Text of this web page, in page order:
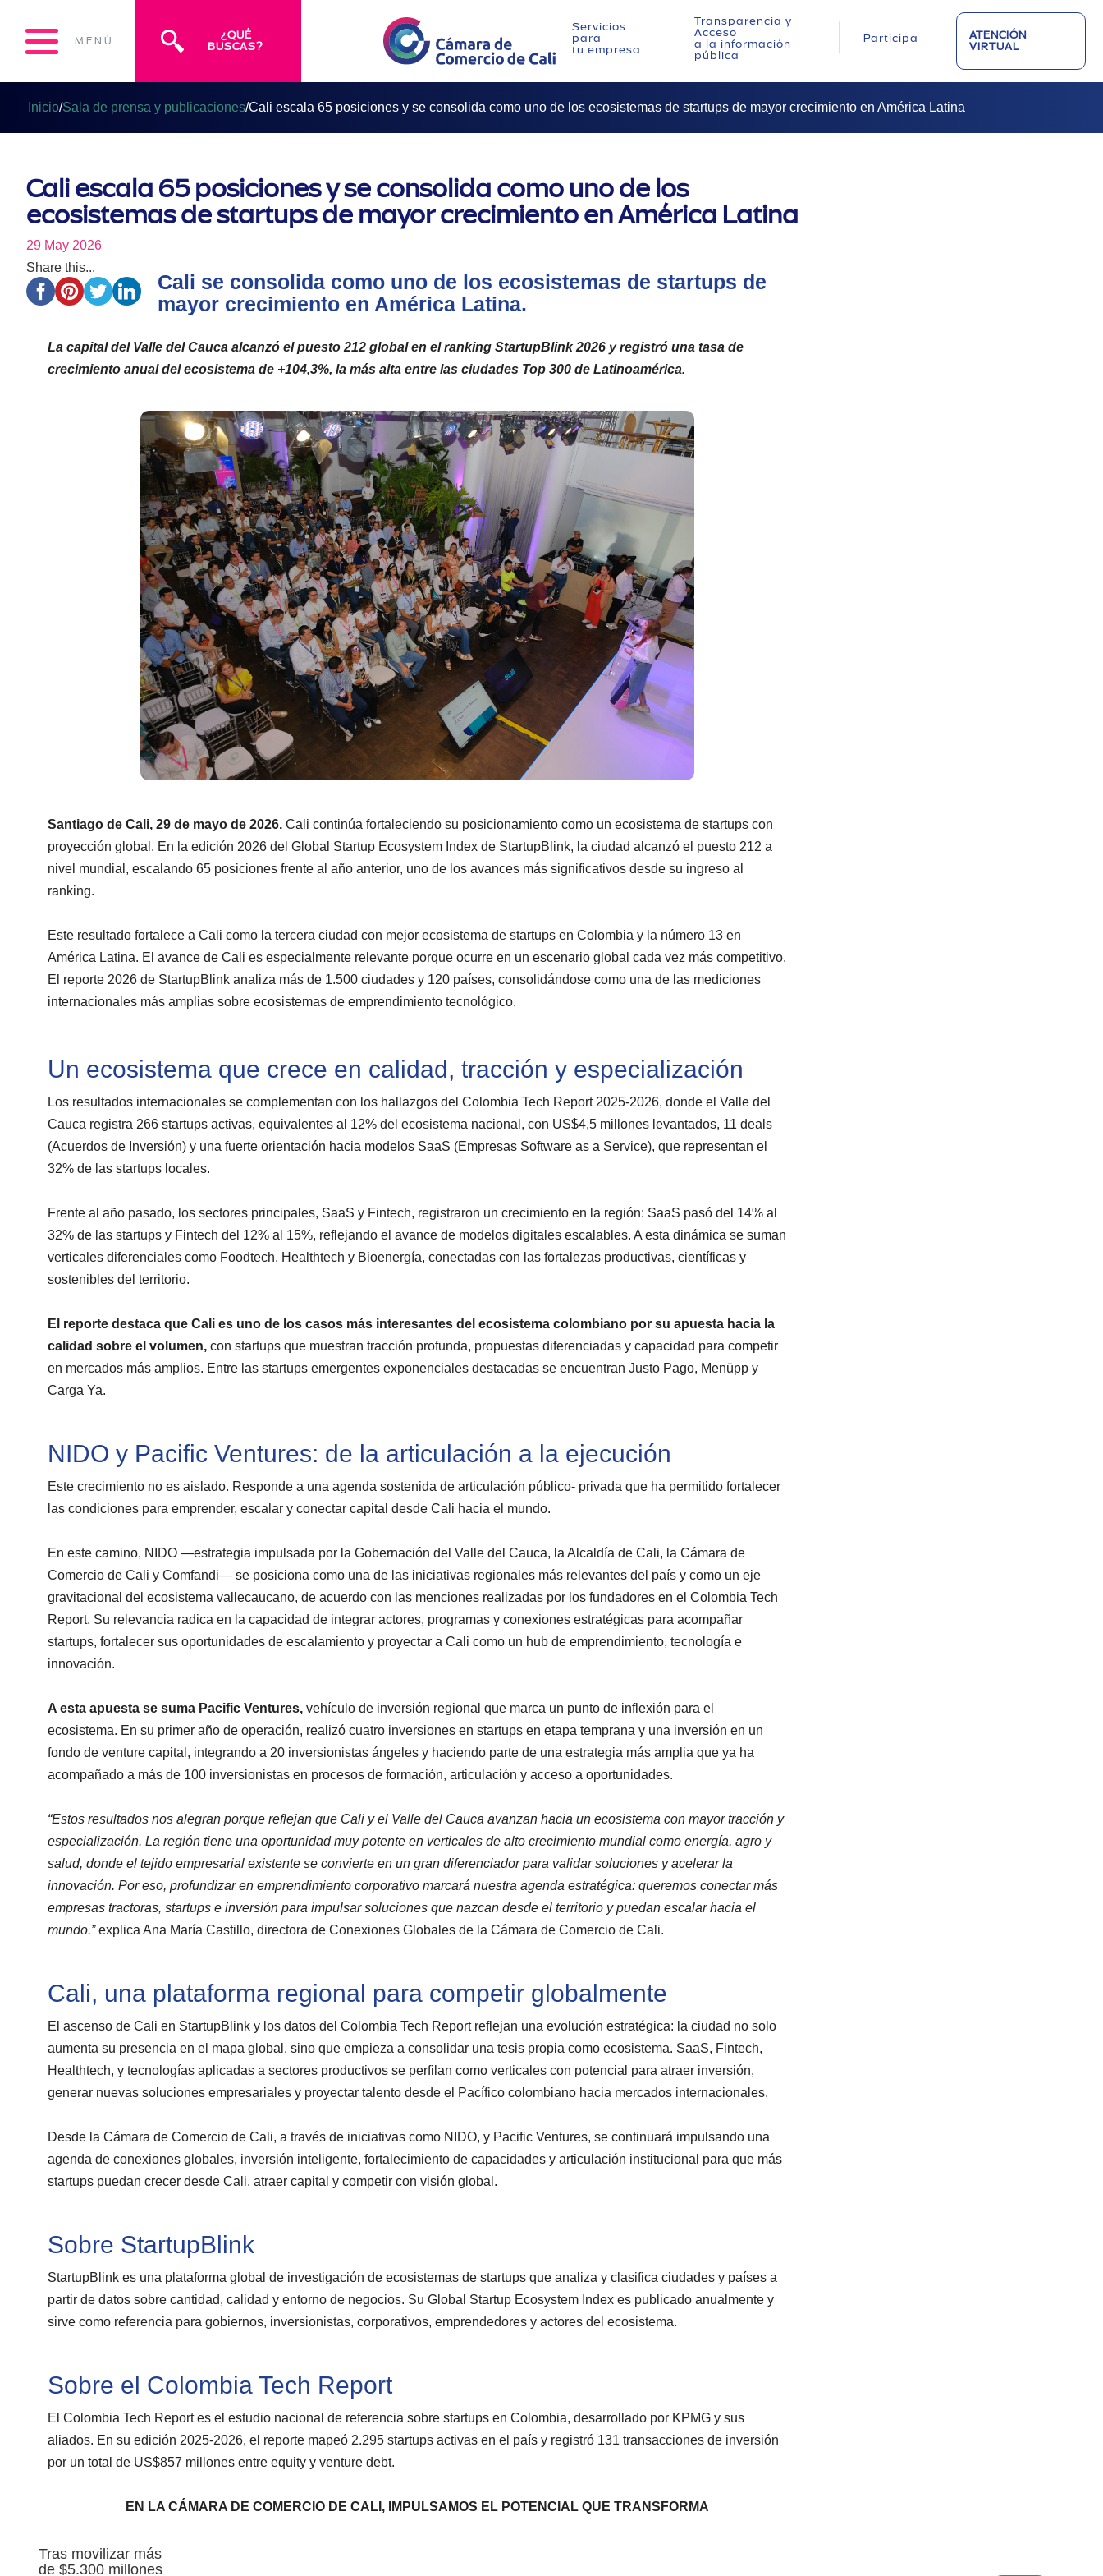
MENÚ
¿QUÉ
BUSCAS?
Servicios
para
tu empresa
Transparencia y
Acceso
a la información
pública
Participa
ATENCIÓN
VIRTUAL
Inicio/Sala de prensa y publicaciones/Cali escala 65 posiciones y se consolida como uno de los ecosistemas de startups de mayor crecimiento en América Latina
Cali escala 65 posiciones y se consolida como uno de los
ecosistemas de startups de mayor crecimiento en América Latina
29 May 2026
Share this...
Cali se consolida como uno de los ecosistemas de startups de
mayor crecimiento en América Latina.
La capital del Valle del Cauca alcanzó el puesto 212 global en el ranking StartupBlink 2026 y registró una tasa de
crecimiento anual del ecosistema de +104,3%, la más alta entre las ciudades Top 300 de Latinoamérica.
Santiago de Cali, 29 de mayo de 2026. Cali continúa fortaleciendo su posicionamiento como un ecosistema de startups con
proyección global. En la edición 2026 del Global Startup Ecosystem Index de StartupBlink, la ciudad alcanzó el puesto 212 a
nivel mundial, escalando 65 posiciones frente al año anterior, uno de los avances más significativos desde su ingreso al
ranking.
Este resultado fortalece a Cali como la tercera ciudad con mejor ecosistema de startups en Colombia y la número 13 en
América Latina. El avance de Cali es especialmente relevante porque ocurre en un escenario global cada vez más competitivo.
El reporte 2026 de StartupBlink analiza más de 1.500 ciudades y 120 países, consolidándose como una de las mediciones
internacionales más amplias sobre ecosistemas de emprendimiento tecnológico.
Un ecosistema que crece en calidad, tracción y especialización
Los resultados internacionales se complementan con los hallazgos del Colombia Tech Report 2025-2026, donde el Valle del
Cauca registra 266 startups activas, equivalentes al 12% del ecosistema nacional, con US$4,5 millones levantados, 11 deals
(Acuerdos de Inversión) y una fuerte orientación hacia modelos SaaS (Empresas Software as a Service), que representan el
32% de las startups locales.
Frente al año pasado, los sectores principales, SaaS y Fintech, registraron un crecimiento en la región: SaaS pasó del 14% al
32% de las startups y Fintech del 12% al 15%, reflejando el avance de modelos digitales escalables. A esta dinámica se suman
verticales diferenciales como Foodtech, Healthtech y Bioenergía, conectadas con las fortalezas productivas, científicas y
sostenibles del territorio.
El reporte destaca que Cali es uno de los casos más interesantes del ecosistema colombiano por su apuesta hacia la
calidad sobre el volumen, con startups que muestran tracción profunda, propuestas diferenciadas y capacidad para competir
en mercados más amplios. Entre las startups emergentes exponenciales destacadas se encuentran Justo Pago, Menüpp y
Carga Ya.
NIDO y Pacific Ventures: de la articulación a la ejecución
Este crecimiento no es aislado. Responde a una agenda sostenida de articulación público- privada que ha permitido fortalecer
las condiciones para emprender, escalar y conectar capital desde Cali hacia el mundo.
En este camino, NIDO —estrategia impulsada por la Gobernación del Valle del Cauca, la Alcaldía de Cali, la Cámara de
Comercio de Cali y Comfandi— se posiciona como una de las iniciativas regionales más relevantes del país y como un eje
gravitacional del ecosistema vallecaucano, de acuerdo con las menciones realizadas por los fundadores en el Colombia Tech
Report. Su relevancia radica en la capacidad de integrar actores, programas y conexiones estratégicas para acompañar
startups, fortalecer sus oportunidades de escalamiento y proyectar a Cali como un hub de emprendimiento, tecnología e
innovación.
A esta apuesta se suma Pacific Ventures, vehículo de inversión regional que marca un punto de inflexión para el
ecosistema. En su primer año de operación, realizó cuatro inversiones en startups en etapa temprana y una inversión en un
fondo de venture capital, integrando a 20 inversionistas ángeles y haciendo parte de una estrategia más amplia que ya ha
acompañado a más de 100 inversionistas en procesos de formación, articulación y acceso a oportunidades.
“Estos resultados nos alegran porque reflejan que Cali y el Valle del Cauca avanzan hacia un ecosistema con mayor tracción y
especialización. La región tiene una oportunidad muy potente en verticales de alto crecimiento mundial como energía, agro y
salud, donde el tejido empresarial existente se convierte en un gran diferenciador para validar soluciones y acelerar la
innovación. Por eso, profundizar en emprendimiento corporativo marcará nuestra agenda estratégica: queremos conectar más
empresas tractoras, startups e inversión para impulsar soluciones que nazcan desde el territorio y puedan escalar hacia el
mundo.”explica Ana María Castillo, directora de Conexiones Globales de la Cámara de Comercio de Cali.
Cali, una plataforma regional para competir globalmente
El ascenso de Cali en StartupBlink y los datos del Colombia Tech Report reflejan una evolución estratégica: la ciudad no solo
aumenta su presencia en el mapa global, sino que empieza a consolidar una tesis propia como ecosistema. SaaS, Fintech,
Healthtech, y tecnologías aplicadas a sectores productivos se perfilan como verticales con potencial para atraer inversión,
generar nuevas soluciones empresariales y proyectar talento desde el Pacífico colombiano hacia mercados internacionales.
Desde la Cámara de Comercio de Cali, a través de iniciativas como NIDO, y Pacific Ventures, se continuará impulsando una
agenda de conexiones globales, inversión inteligente, fortalecimiento de capacidades y articulación institucional para que más
startups puedan crecer desde Cali, atraer capital y competir con visión global.
Sobre StartupBlink
StartupBlink es una plataforma global de investigación de ecosistemas de startups que analiza y clasifica ciudades y países a
partir de datos sobre cantidad, calidad y entorno de negocios. Su Global Startup Ecosystem Index es publicado anualmente y
sirve como referencia para gobiernos, inversionistas, corporativos, emprendedores y actores del ecosistema.
Sobre el Colombia Tech Report
El Colombia Tech Report es el estudio nacional de referencia sobre startups en Colombia, desarrollado por KPMG y sus
aliados. En su edición 2025-2026, el reporte mapeó 2.295 startups activas en el país y registró 131 transacciones de inversión
por un total de US$857 millones entre equity y venture debt.
EN LA CÁMARA DE COMERCIO DE CALI, IMPULSAMOS EL POTENCIAL QUE TRANSFORMA
Tras movilizar más
de $5.300 millones